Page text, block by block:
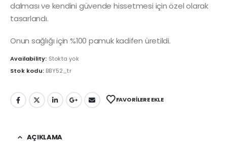
dalması ve kendini güvende hissetmesi için özel olarak
tasarlandı.
Onun sağlığı için %100 pamuk kadifen üretildi.
Availability: Stokta yok
Stok kodu: BBY52_tr
FAVORILERE EKLE
AÇIKLAMA